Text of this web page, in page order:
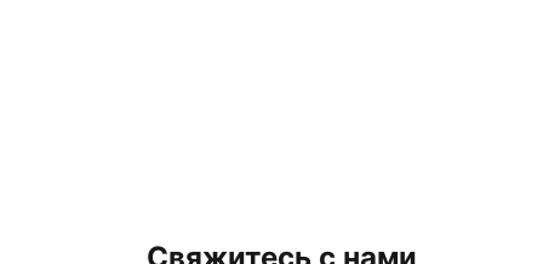
Свяжитесь с нами